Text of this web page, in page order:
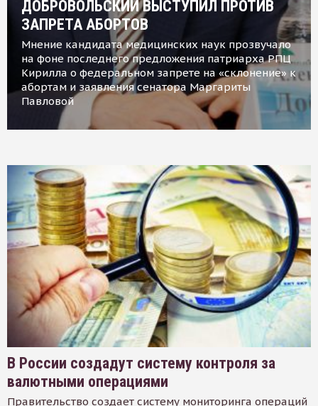
ДОБРОВОЛЬСКИЙ ВЫСТУПИЛ ПРОТИВ
ЗАПРЕТА АБОРТОВ
Мнение кандидата медицинских наук прозвучало
на фоне последнего предложения патриарха РПЦ
Кирилла о федеральном запрете на «склонение» к
абортам и заявления сенатора Маргариты
Павловой
В России создадут систему контроля за
валютными операциями
Правительство создает систему мониторинга операций